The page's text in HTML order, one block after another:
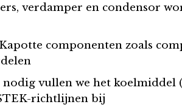
verdamper en condensor
Kapotte componenten zoals
vullen we het koelmiddel
richtlijnen bij